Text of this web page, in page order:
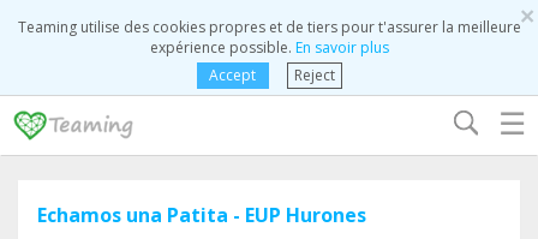
×
Teaming utilise des cookies propres et de tiers pour t'assurer la meilleure
expérience possible. En savoir plus
Accept
Reject
☰
Echamos una Patita - EUP Hurones